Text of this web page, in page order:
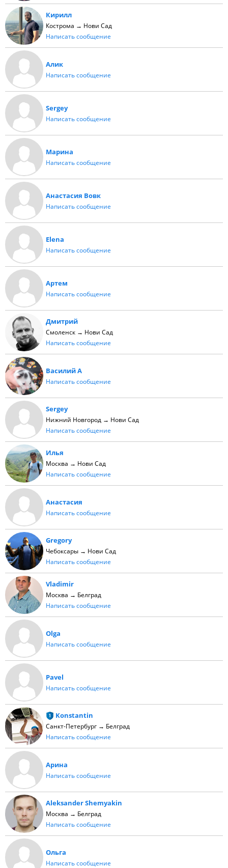
Кирилл
Кострома → Нови Сад
Написать сообщение
Алик
Написать сообщение
Sergey
Написать сообщение
Марина
Написать сообщение
Анастасия Вовк
Написать сообщение
Elena
Написать сообщение
Артем
Написать сообщение
Дмитрий
Смоленск → Нови Сад
Написать сообщение
Василий А
Написать сообщение
Sergey
Нижний Новгород → Нови Сад
Написать сообщение
Илья
Москва → Нови Сад
Написать сообщение
Анастасия
Написать сообщение
Gregory
Чебоксары → Нови Сад
Написать сообщение
Vladimir
Москва → Белград
Написать сообщение
Olga
Написать сообщение
Pavel
Написать сообщение
Konstantin
Санкт-Петербург → Белград
Написать сообщение
Арина
Написать сообщение
Aleksander Shemyakin
Москва → Белград
Написать сообщение
Ольга
Написать сообщение